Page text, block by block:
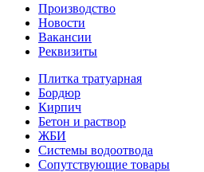
Производство
Новости
Вакансии
Реквизиты
Плитка тратуарная
Бордюр
Кирпич
Бетон и раствор
ЖБИ
Системы водоотвода
Сопутствующие товары